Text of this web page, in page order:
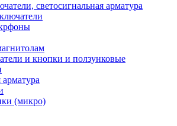
светосигнальная арматура
и кнопки и ползунковые
(микро)